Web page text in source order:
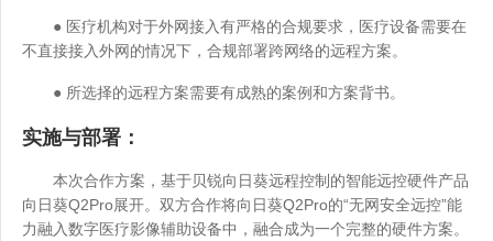
● 医疗机构对于外网接入有严格的合规要求，医疗设备需要在
不直接接入外网的情况下，合规部署跨网络的远程方案。
● 所选择的远程方案需要有成熟的案例和方案背书。
实施与部署：
本次合作方案，基于贝锐向日葵远程控制的智能远控硬件产品
向日葵Q2Pro展开。双方合作将向日葵Q2Pro的“无网安全远控”能
力融入数字医疗影像辅助设备中，融合成为一个完整的硬件方案。